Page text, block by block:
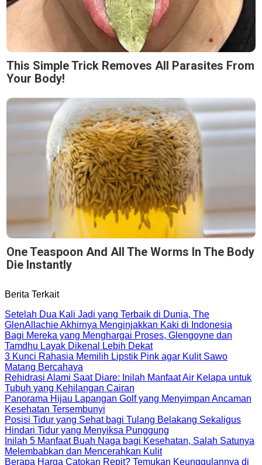
This Simple Trick Removes All Parasites From
Your Body!
One Teaspoon And All The Worms In The Body
Die Instantly
Berita Terkait
Setelah Dua Kali Jadi yang Terbaik di Dunia, The
GlenAllachie Akhirnya Menginjakkan Kaki di Indonesia
Bagi Mereka yang Menghargai Proses, Glengoyne dan
Tamdhu Layak Dikenal Lebih Dekat
3 Kunci Rahasia Memilih Lipstik Pink agar Kulit Sawo
Matang Bercahaya
Rehidrasi Alami Saat Diare: Inilah Manfaat Air Kelapa untuk
Tubuh yang Kehilangan Cairan
Panorama Hijau Lapangan Golf yang Menyimpan Ancaman
Kesehatan Tersembunyi
Posisi Tidur yang Sehat bagi Tulang Belakang Sekaligus
Hindari Tidur yang Menyiksa Punggung
Inilah 5 Manfaat Buah Naga bagi Kesehatan, Salah Satunya
Melembabkan dan Mencerahkan Kulit
Berapa Harga Catokan Repit? Temukan Keunggulannya di